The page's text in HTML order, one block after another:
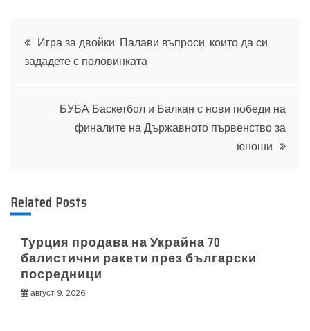
Навигация
Игра за двойки: Палави въпроси, които да си
зададете с половинката
БУБА Баскетбол и Балкан с нови победи на
финалите на Държавното първенство за
юноши
Related Posts
Турция продава на Украйна 70
балистични ракети през български
посредници
август 9, 2026